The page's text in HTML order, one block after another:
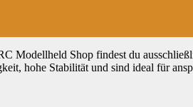
Shop findest du
hohe Stabilität und sind ideal für